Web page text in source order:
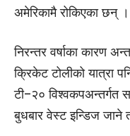
अमेरिकामै रोकिएका छन् ।
निरन्तर वर्षाका कारण
क्रिकेट टोलीको यात्रा
टी–२०
बुधबार वेस्ट इन्डिज जाने